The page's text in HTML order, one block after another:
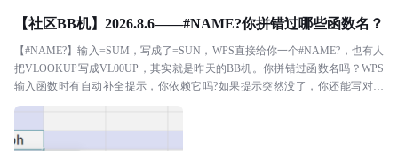
【社区BB机】2026.8.6——#NAME?你拼错过哪些函数名？
【#NAME?】输入=SUM，写成了=SUN，WPS直接给你一个#NAME?，也有人
把VLOOKUP写成VL00UP，其实就是昨天的BB机。你拼错过函数名吗？WPS
输入函数时有自动补全提示，你依赖它吗?如果提示突然没了，你还能写对几
个?本BB机分享：我十分...